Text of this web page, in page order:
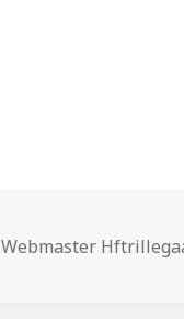
Forfatter
Webmaster